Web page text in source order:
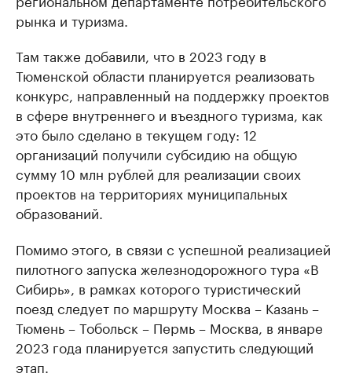
рынка и туризма.
Там также добавили, что в 2023 году в
Тюменской области планируется реализовать
конкурс, направленный на поддержку проектов
в сфере внутреннего и въездного туризма, как
это было сделано в текущем году: 12
организаций получили субсидию на общую
сумму 10 млн рублей для реализации своих
проектов на территориях муниципальных
образований.
Помимо этого, в связи с успешной реализацией
пилотного запуска железнодорожного тура «В
Сибирь», в рамках которого туристический
поезд следует по маршруту Москва – Казань –
Тюмень – Тобольск – Пермь – Москва, в январе
2023 года планируется запустить следующий
этап.